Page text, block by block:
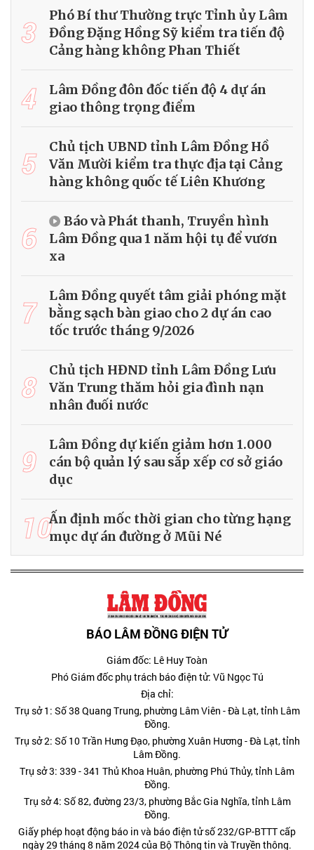
3
Phó Bí thư Thường trực Tỉnh ủy Lâm
Đồng Đặng Hồng Sỹ kiểm tra tiến độ
Cảng hàng không Phan Thiết
4
Lâm Đồng đôn đốc tiến độ 4 dự án
giao thông trọng điểm
5
Chủ tịch UBND tỉnh Lâm Đồng Hồ
Văn Mười kiểm tra thực địa tại Cảng
hàng không quốc tế Liên Khương
6
Báo và Phát thanh, Truyền hình
Lâm Đồng qua 1 năm hội tụ để vươn
xa
7
Lâm Đồng quyết tâm giải phóng mặt
bằng sạch bàn giao cho 2 dự án cao
tốc trước tháng 9/2026
8
Chủ tịch HĐND tỉnh Lâm Đồng Lưu
Văn Trung thăm hỏi gia đình nạn
nhân đuối nước
9
Lâm Đồng dự kiến giảm hơn 1.000
cán bộ quản lý sau sắp xếp cơ sở giáo
dục
10Ấn định mốc thời gian cho từng hạng
mục dự án đường ở Mũi Né
BÁO LÂM ĐỒNG ĐIỆN TỬ
Giám đốc: Lê Huy Toàn
Phó Giám đốc phụ trách báo điện tử: Vũ Ngọc Tú
Địa chỉ:
Trụ sở 1: Số 38 Quang Trung, phường Lâm Viên - Đà Lạt, tỉnh Lâm
Đồng.
Trụ sở 2: Số 10 Trần Hưng Đạo, phường Xuân Hương - Đà Lạt, tỉnh
Lâm Đồng.
Trụ sở 3: 339 - 341 Thủ Khoa Huân, phường Phú Thủy, tỉnh Lâm
Đồng.
Trụ sở 4: Số 82, đường 23/3, phường Bắc Gia Nghĩa, tỉnh Lâm
Đồng.
Giấy phép hoạt động báo in và báo điện tử số 232/GP-BTTT cấp
ngày 29 tháng 8 năm 2024 của Bộ Thông tin và Truyền thông.